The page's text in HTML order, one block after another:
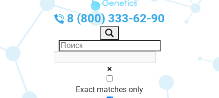
8 (800) 333-62-90
Exact matches only